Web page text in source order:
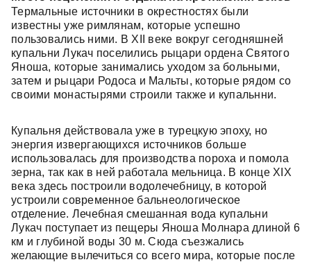
Термальные источники в окрестностях были
известны уже римлянам, которые успешно
пользовались ними. В XII веке вокруг сегодняшней
купальни Лукач поселились рыцари ордена Святого
Яноша, которые занимались уходом за больными,
затем и рыцари Родоса и Мальты, которые рядом со
своими монастырями строили также и купальнни.
Купальня действовала уже в турецкую эпоху, но
энергия извергающихся источников больше
использовалась для производства пороха и помола
зерна, так как в ней работала мельница. В конце XIX
века здесь построили водолечебницу, в которой
устроили современное бальнеологическое
отделение. Лечебная смешанная вода купальни
Лукач поступает из пещеры Яноша Молнара длиной 6
км и глубиной воды 30 м. Сюда съезжались
желающие вылечиться со всего мира, которые после